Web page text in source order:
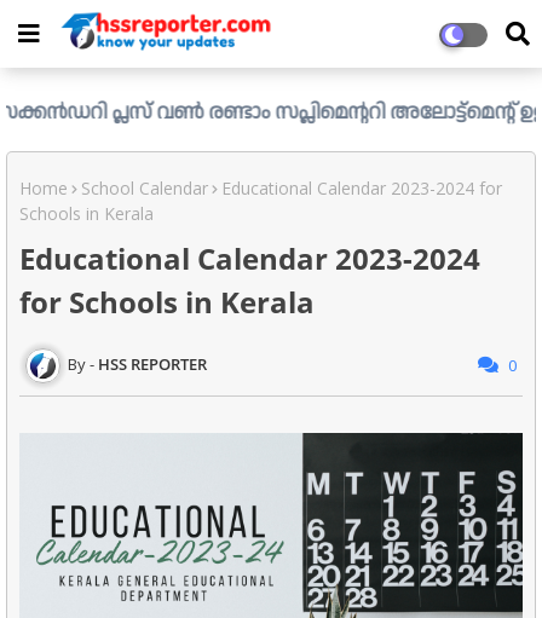
സപ്ലിമെന്ററി അലോട്ട്മെന്റ് ഉള്ള ഒഴിവുകൾ
Home School Calendar
Educational Calendar 2023-2024 for
Schools in Kerala
Educational Calendar 2023-2024
for Schools in Kerala
HSS REPORTER 0